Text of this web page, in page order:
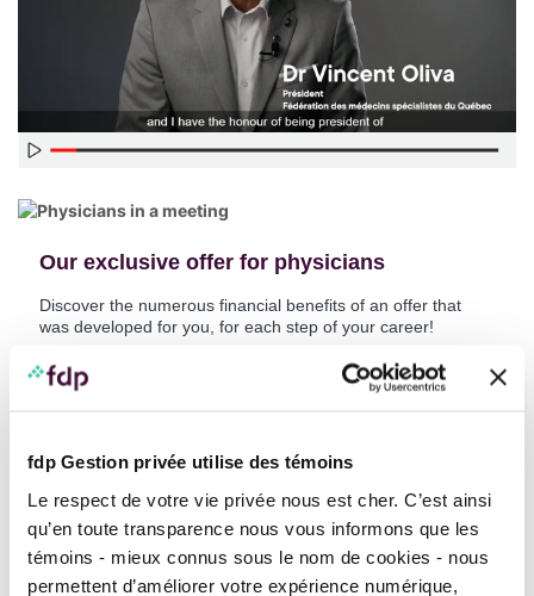
fdp Gestion privée utilise des témoins
Le respect de votre vie privée nous est cher. C’est ainsi
qu’en toute transparence nous vous informons que les
témoins - mieux connus sous le nom de cookies - nous
permettent d’améliorer votre expérience numérique,
Our exclusive offer for physicians
Discover the numerous financial benefits of an offer that
was developed for you, for each step of your career!
Discover the offer
Finance and investments